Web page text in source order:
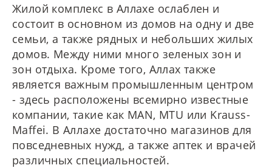
Жилой комплекс в Аллахе ослаблен и
состоит в основном из домов на одну и две
семьи, а также рядных и небольших жилых
домов. Между ними много зеленых зон и
зон отдыха. Кроме того, Аллах также
является важным промышленным центром
- здесь расположены всемирно известные
компании, такие как MAN, MTU или Krauss-
Maffei. В Аллахе достаточно магазинов для
повседневных нужд, а также аптек и врачей
различных специальностей.